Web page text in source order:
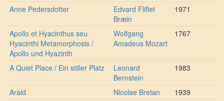
Anne Pedersdotter
Edvard Fliflet
Bræin
1971
Apollo et Hyacinthus seu
Hyacinthi Metamorphosis /
Apollo und Hyazinth
Wolfgang
Amadeus Mozart
1767
A Quiet Place / Ein stiller Platz
Leonard
Bernstein
1983
Arald Nicolae Bretan
1939